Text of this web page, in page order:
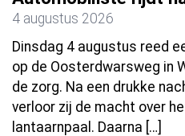
4 augustus 2026
Dinsdag 4 augustus reed
op de Oosterdwarsweg in
de zorg. Na een drukke
verloor zij de macht over
lantaarnpaal. Daarna […]